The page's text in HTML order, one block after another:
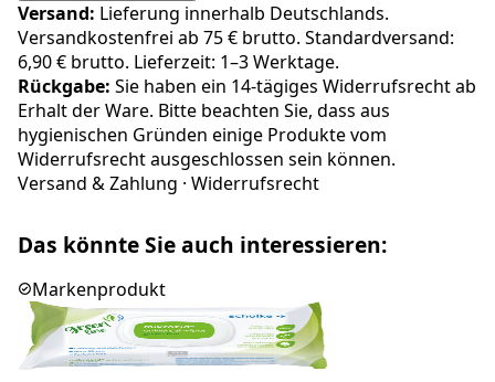
Versand: Lieferung innerhalb Deutschlands.
Versandkostenfrei ab 75 € brutto. Standardversand:
6,90 € brutto. Lieferzeit: 1–3 Werktage.
Rückgabe: Sie haben ein 14-tägiges Widerrufsrecht ab
Erhalt der Ware. Bitte beachten Sie, dass aus
hygienischen Gründen einige Produkte vom
Widerrufsrecht ausgeschlossen sein können.
Versand & Zahlung · Widerrufsrecht
Das könnte Sie auch interessieren:
Markenprodukt